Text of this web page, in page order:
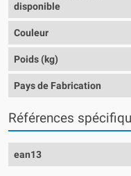
disponible
Couleur
Poids (kg)
Pays de Fabrication
Références
ean13